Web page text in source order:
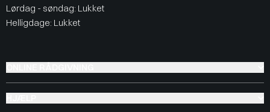
Lørdag - søndag: Lukket
Helligdage: Lukket